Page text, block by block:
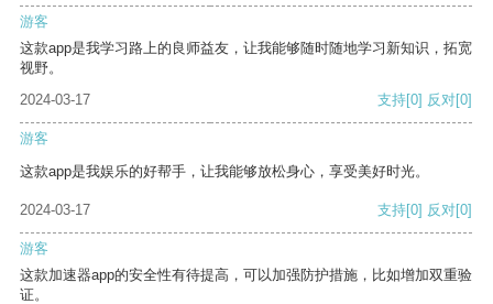
游客
这款app是我学习路上的良师益友，让我能够随时随地学习新知识，拓宽
视野。
2024-03-17
支持[0] 反对[0]
游客
这款app是我娱乐的好帮手，让我能够放松身心，享受美好时光。
2024-03-17 支持[0] 反对[0]
游客
这款加速器app的安全性有待提高，可以加强防护措施，比如增加双重验
证。